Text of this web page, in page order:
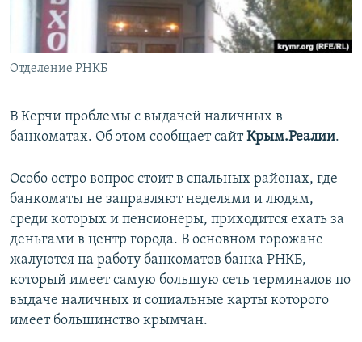
ПОБЕДИТЕЛЕЙ НЕ СУДЯТ?
КРЫМ.НЕПОКОРЕННЫЙ
ELIFBE
ПРИСОЕДИНЯЙТЕСЬ!
Все сайты RFE/RL
Отделение РНКБ
В Керчи проблемы с выдачей наличных в
банкоматах. Об этом сообщает сайтКрым.Реалии.
Особо остро вопрос стоит в спальных районах, где
банкоматы не заправляют неделями и людям,
среди которых и пенсионеры, приходится ехать за
деньгами в центр города. В основном горожане
жалуются на работу банкоматов банка РНКБ,
который имеет самую большую сеть терминалов по
выдаче наличных и социальные карты которого
имеет большинство крымчан.